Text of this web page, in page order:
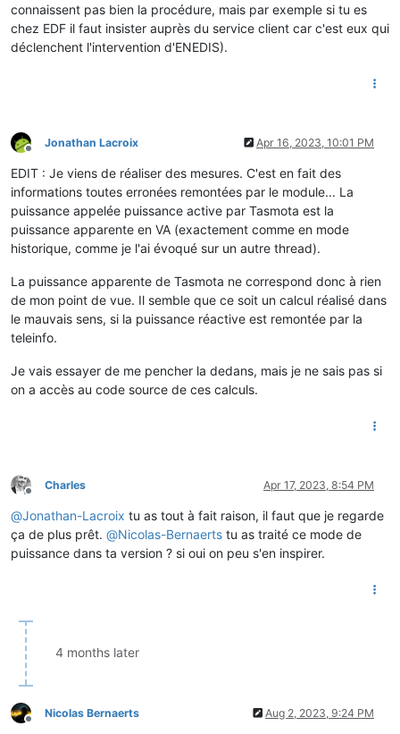
connaissent pas bien la procédure, mais par exemple si tu es
chez EDF il faut insister auprès du service client car c'est eux qui
déclenchent l'intervention d'ENEDIS).
Offline
Jonathan Lacroix Apr 16, 2023, 10:01 PM
EDIT : Je viens de réaliser des mesures. C'est en fait des
informations toutes erronées remontées par le module... La
puissance appelée puissance active par Tasmota est la
puissance apparente en VA (exactement comme en mode
historique, comme je l'ai évoqué sur un autre thread).
La puissance apparente de Tasmota ne correspond donc à rien
de mon point de vue. Il semble que ce soit un calcul réalisé dans
le mauvais sens, si la puissance réactive est remontée par la
teleinfo.
Je vais essayer de me pencher la dedans, mais je ne sais pas si
on a accès au code source de ces calculs.
Offline
Charles Apr 17, 2023, 8:54 PM
@Jonathan-Lacroix tu as tout à fait raison, il faut que je regarde
ça de plus prêt. @Nicolas-Bernaerts tu as traité ce mode de
puissance dans ta version ? si oui on peu s'en inspirer.
4 months later
Offline
Nicolas Bernaerts Aug 2, 2023, 9:24 PM